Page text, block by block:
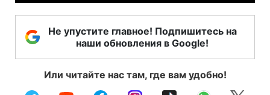
Не упустите главное! Подпишитесь на
наши обновления в Google!
Или читайте нас там, где вам удобно!